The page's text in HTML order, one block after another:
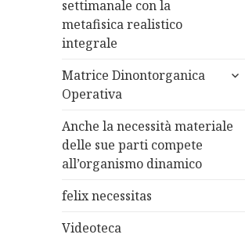
settimanale con la
metafisica realistico
integrale
Matrice Dinontorganica
Operativa
apri
child
Anche la necessità materiale
delle sue parti compete
all’organismo dinamico
felix necessitas
Videoteca